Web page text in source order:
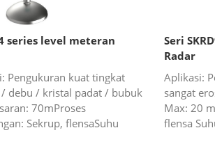
series level meteran
Pengukuran kuat tingkat
debu / kristal padat / bubuk
70mProses
Sekrup, flensaSuhu
Seri
Radar
Aplikasi:
sangat
Max: 20
flensa